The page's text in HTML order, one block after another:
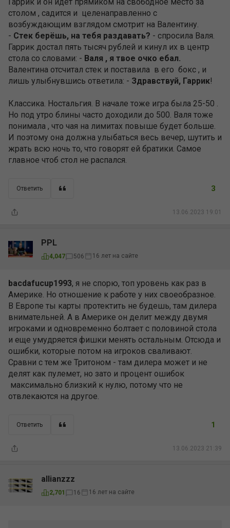
столом , садится и целенаправленно с
возбуждающим взглядом смотрит на Валентину.
- Стек берёшь, на тебя раздавать? - спросила Валя.
Гаррик достал пять тысяч рублей и кинул их в центр
стола со словами: - Валя , я твое очко ебал.
Валентина отсчитал стек и поставила в его бокс , и
лишь улыбнувшись ответила: - Здравствуй, Гаррик!
Классика. Ностальгия. В начале тоже игра была 25-50 .
Но под утро блины часто доходили до 500. Валя тоже
понимала , что чая на лимитах повыше будет больше.
И поэтому она должна улыбаться весь вечер, шутить и
жрать всю ночь то, что говорят ей братики. Самое
главное чтоб стол не распался.
Ответить
13.06.2023 19:01
3
PPL
4,047 506 16 лет на сайте
bacdafucup1993, я не спорю, топ уровень как раз в
Америке. Но отношение к работе у них своеобразное.
В Европе ты карты протектить не будешь, там дилера
внимательней. А в Америке он делит между двумя
игроками и одновременно болтает с половиной стола
и еще умудряется фишки менять остальным. Отсюда и
ошибки, которые потом на игроков сваливают.
Сравни с тем же Тритоном - там дилера может и не
делят как пулемет, но зато и процент ошибок
максимально близкий к нулю, потому что не
отвлекаются на другое.
Ответить
13.06.2023 21:39
1
allianzzz
2,701 16 16 лет на сайте